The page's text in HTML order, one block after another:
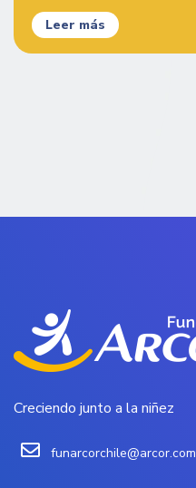
Leer más
Creciendo junto a la niñez
funarcorchile@arcor.com